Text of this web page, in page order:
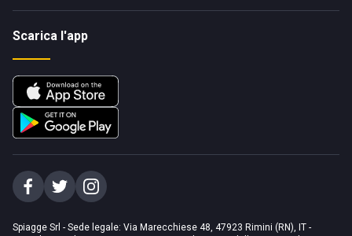
Scarica l'app
Spiagge Srl - Sede legale: Via Marecchiese 48, 47923 Rimini (RN), IT -